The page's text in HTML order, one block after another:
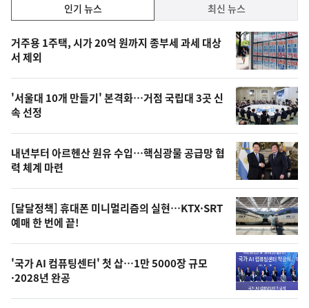
기,
최
신,
오
늘
의
영
상
오
늘
의
사
진
인기 뉴스 최신 뉴스
인
기
뉴
스
거주용 1주택, 시가 20억 원까지 종부세 과세 대상
서 제외
'서울대 10개 만들기' 본격화…거점 국립대 3곳 신
속 선정
내년부터 아르헨산 원유 수입…핵심광물 공급망 협
력 체계 마련
[달달정책] 휴대폰 미니멀리즘의 실현…KTX·SRT
예매 한 번에 끝!
'국가 AI 컴퓨팅센터' 첫 삽…1만 5000장 규모
·2028년 완공